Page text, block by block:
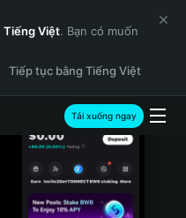
Tiếng Việt. Bạn có muốn
Tiếp tục bằng Tiếng Việt
Tải xuống ngay